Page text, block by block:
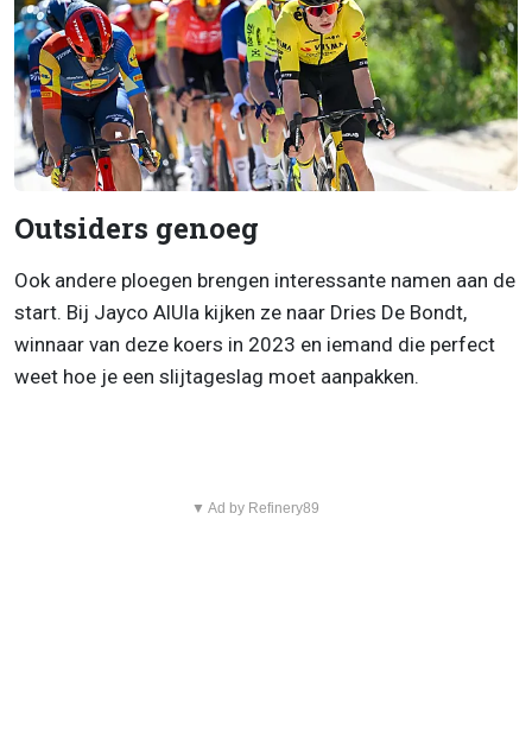
Outsiders genoeg
Ook andere ploegen brengen interessante namen aan de
start. Bij Jayco AlUla kijken ze naar Dries De Bondt,
winnaar van deze koers in 2023 en iemand die perfect
weet hoe je een slijtageslag moet aanpakken.
▼ Ad by Refinery89